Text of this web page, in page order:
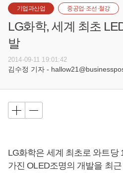
기업과산업 중공업·조선·철강
LG화학, 세계 최초
발
2014-09-11 19:01:42
김수정 기자 -
LG화학은 세계 최초로 와트당
가진 OLED조명의 개발을 최